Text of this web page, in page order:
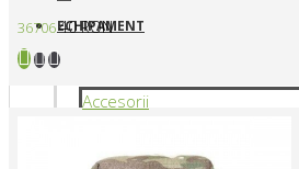
ECHIPAMENT
Accesorii
3670640 RON